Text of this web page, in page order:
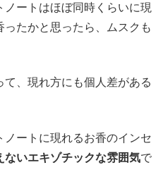
ートはほぼ同時くらいに現
たかと思ったら、ムスクも
、現れ方にも個人差がある
ートに現れるお香のインセ
ないエキゾチックな雰囲気で